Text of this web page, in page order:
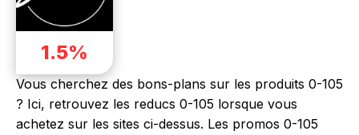
1.5%
Vous cherchez des bons-plans sur les produits 0-105
? Ici, retrouvez les reducs 0-105 lorsque vous
achetez sur les sites ci-dessus. Les promos 0-105